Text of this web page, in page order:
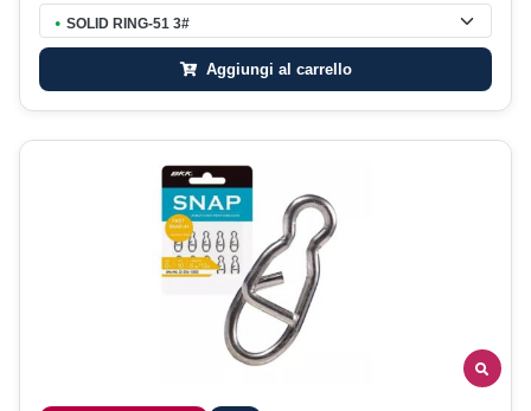
● SOLID RING-51 3#
Aggiungi al carrello